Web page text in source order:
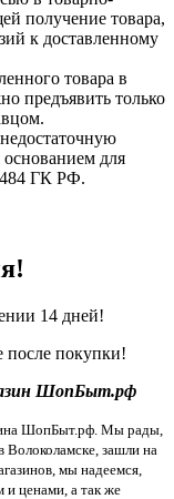
получение товара,
к доставленному
товара в
предъявить только
основанием для
484 ГК РФ.
14 дней!
после покупки!
ШопБыт.рф
ШопБыт.рф. Мы рады,
Волоколамске, зашли на
мы надеемся,
и ценами, а так же